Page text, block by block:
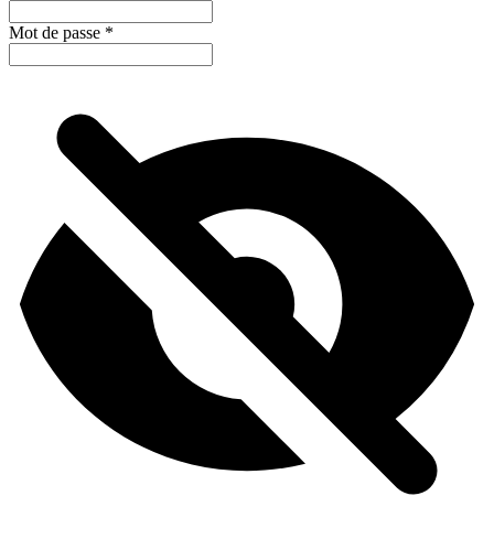
Mot de passe *